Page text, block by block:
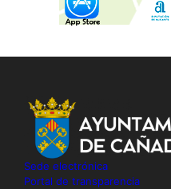
Sede electrónica
Portal de transparencia